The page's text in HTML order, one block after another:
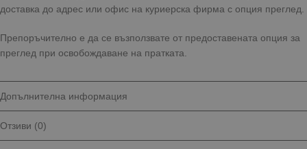
доставка до адрес или офис на куриерска фирма с опция преглед.
Препоръчително е да се възползвате от предоставената опция за
преглед при освобождаване на пратката.
Допълнителна информация
Отзиви (0)